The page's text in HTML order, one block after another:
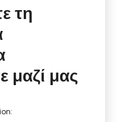
τη
μαζί μας